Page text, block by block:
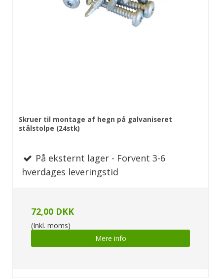
Skruer til montage af hegn på galvaniseret
stålstolpe (24stk)
På eksternt lager - Forvent 3-6
hverdages leveringstid
72,00 DKK
(Inkl. moms)
Mere info